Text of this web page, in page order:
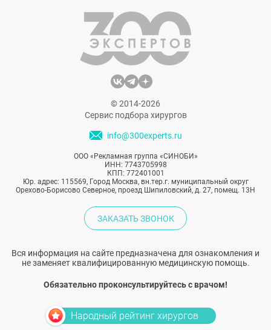
© 2014-2026
Сервис подбора хирургов
info@300experts.ru
ООО «Рекламная группа «СИНОБИ»
ИНН: 7743705998
КПП: 772401001
Юр. адрес: 115569, Город Москва, вн.тер.г. муниципальный округ
Орехово-Борисово Северное, проезд Шипиловский, д. 27, помещ. 13Н
ЗАКАЗАТЬ ЗВОНОК
Вся информация на сайте предназначена для ознакомления и
не заменяет квалифицированную медицинскую помощь.
Обязательно проконсультируйтесь с врачом!
Народный рейтинг хирургов